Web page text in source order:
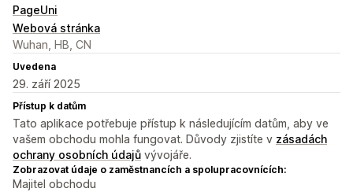
PageUni
Webová stránka
Wuhan, HB, CN
Uvedena
29. září 2025
Přístup k datům
Tato aplikace potřebuje přístup k následujícím datům, aby ve
vašem obchodu mohla fungovat. Důvody zjistíte v zásadách
ochrany osobních údajů vývojáře.
Zobrazovat údaje o zaměstnancích a spolupracovnících:
Majitel obchodu